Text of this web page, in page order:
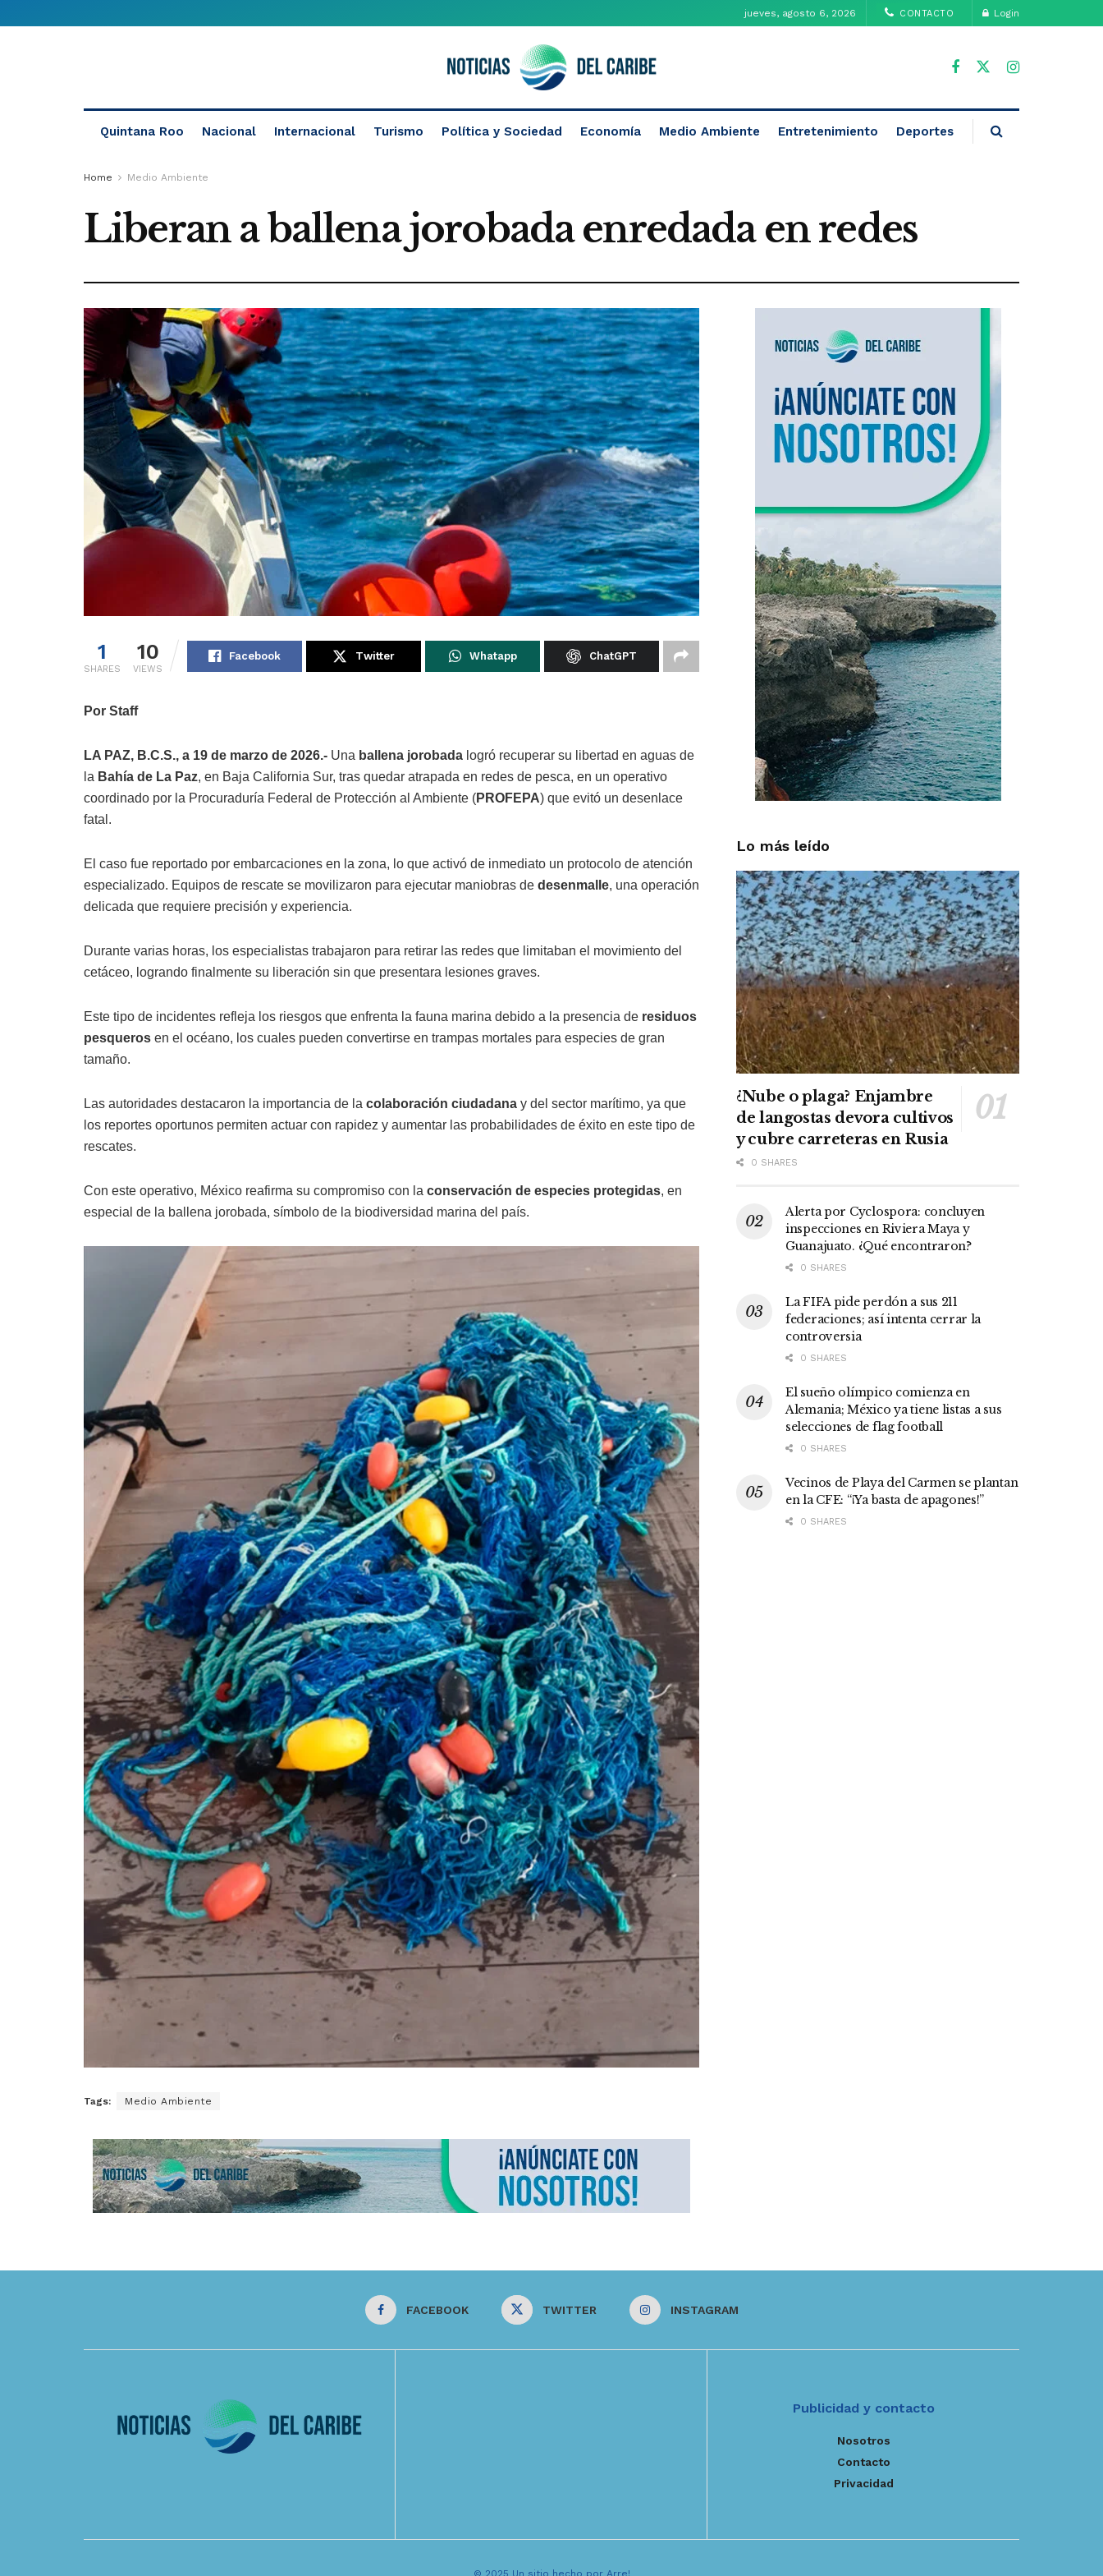
jueves, agosto 6, 2026 CONTACTO Login
Quintana Roo Nacional Internacional Turismo Política y Sociedad Economía Medio Ambiente Entretenimiento Deportes
Home Medio Ambiente
Liberan a ballena jorobada enredada en redes
1
SHARES
10
VIEWS
Facebook Twitter Whatapp ChatGPT
Por Staff
LA PAZ, B.C.S., a 19 de marzo de 2026.- Una ballena jorobada logró recuperar su libertad en aguas de
la Bahía de La Paz, en Baja California Sur, tras quedar atrapada en redes de pesca, en un operativo
coordinado por la Procuraduría Federal de Protección al Ambiente (PROFEPA) que evitó un desenlace
fatal.
El caso fue reportado por embarcaciones en la zona, lo que activó de inmediato un protocolo de atención
especializado. Equipos de rescate se movilizaron para ejecutar maniobras de desenmalle, una operación
delicada que requiere precisión y experiencia.
Durante varias horas, los especialistas trabajaron para retirar las redes que limitaban el movimiento del
cetáceo, logrando finalmente su liberación sin que presentara lesiones graves.
Este tipo de incidentes refleja los riesgos que enfrenta la fauna marina debido a la presencia de residuos
pesqueros en el océano, los cuales pueden convertirse en trampas mortales para especies de gran
tamaño.
Las autoridades destacaron la importancia de la colaboración ciudadana y del sector marítimo, ya que
los reportes oportunos permiten actuar con rapidez y aumentar las probabilidades de éxito en este tipo de
rescates.
Con este operativo, México reafirma su compromiso con la conservación de especies protegidas, en
especial de la ballena jorobada, símbolo de la biodiversidad marina del país.
Tags: Medio Ambiente
Lo más leído
¿Nube o plaga? Enjambre
de langostas devora cultivos
y cubre carreteras en Rusia
0 SHARES
Alerta por Cyclospora: concluyen
inspecciones en Riviera Maya y
Guanajuato. ¿Qué encontraron?
0 SHARES
La FIFA pide perdón a sus 211
federaciones; así intenta cerrar la
controversia
0 SHARES
El sueño olímpico comienza en
Alemania; México ya tiene listas a sus
selecciones de flag football
0 SHARES
Vecinos de Playa del Carmen se plantan
en la CFE: “¡Ya basta de apagones!”
0 SHARES
FACEBOOK TWITTER INSTAGRAM
Publicidad y contacto
Nosotros
Contacto
Privacidad